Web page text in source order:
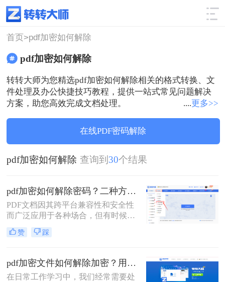
使用技巧 筛选
首页>pdf加密如何解除
pdf加密如何解除
转转大师为您精选pdf加密如何解除相关的格式转换、文
件处理及办公快捷技巧教程，提供一站式常见问题解决
方案，助您高效完成文档处理。
....更多>>
在线PDF密码解除
pdf加密如何解除 查询到 30个结果
pdf加密如何解除密码？二种方法帮你轻松搞定！
PDF文档因其跨平台兼容性和安全性
而广泛应用于各种场合，但有时候我
们可能会遇到需要解除PDF加密密码
的情况。那么pdf加密如何解除密码
来解除PDF加密密码。
赞 踩
pdf加密文件如何解除加密？用这3个方法2秒立即解密
在日常工作学习中，我们经常需要处